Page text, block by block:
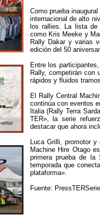
Como prueba
internacional de alto
los rallies. La lista de
como Kris Meeke y
Rally Dakar y varias
edición del 50
Entre los
Rally, competirán con
rápidos y fluidos
El Rally Central
continúa con eventos
Italia (Rally Terra
TER», la serie
destacar que ahora
Luca Grilli, promotor
Machine Hire Otago
primera prueba de
temporada que
plataforma».
Fuente: